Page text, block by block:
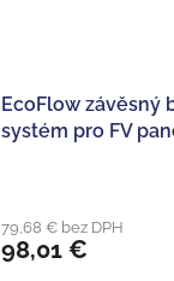
EcoFlow závěsný
systém pro FV
79,68 € bez DPH
98,01 €